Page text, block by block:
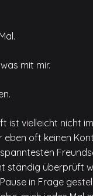
mit mir.
ist vielleicht nicht
eben oft keinen
ständig überprüft
in Frage